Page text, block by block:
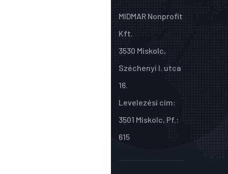
MIDMAR Nonprofit
Kft.
3530 Miskolc,
Széchenyi I. utca
16.
Levelezési cím:
3501 Miskolc, Pf.:
615